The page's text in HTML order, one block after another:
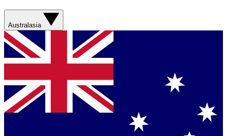
Australasia